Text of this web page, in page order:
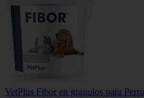
VetPlus Fibor en granulos para